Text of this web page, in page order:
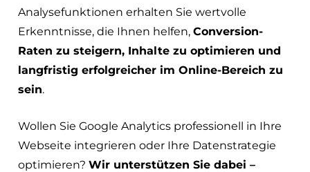
Analysefunktionen erhalten Sie wertvolle
Erkenntnisse, die Ihnen helfen, Conversion-
Raten zu steigern, Inhalte zu optimieren und
langfristig erfolgreicher im Online-Bereich zu
sein.
Wollen Sie Google Analytics professionell in Ihre
Webseite integrieren oder Ihre Datenstrategie
optimieren? Wir unterstützen Sie dabei –